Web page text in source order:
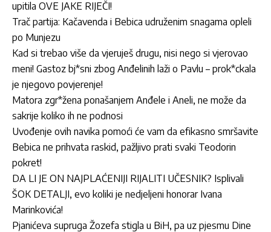
upitila OVE JAKE RIJEČI!
Trač partija: Kačavenda i Bebica udruženim snagama opleli
po Munjezu
Kad si trebao više da vjeruješ drugu, nisi nego si vjerovao
meni! Gastoz bj*sni zbog Anđelinih laži o Pavlu – prok*ckala
je njegovo povjerenje!
Matora zgr*žena ponašanjem Anđele i Aneli, ne može da
sakrije koliko ih ne podnosi
Uvođenje ovih navika pomoći će vam da efikasno smršavite
Bebica ne prihvata raskid, pažljivo prati svaki Teodorin
pokret!
DA LI JE ON NAJPLAĆENIJI RIJALITI UČESNIK? Isplivali
ŠOK DETALJI, evo koliki je nedjeljeni honorar Ivana
Marinkovića!
Pjanićeva supruga Žozefa stigla u BiH, pa uz pjesmu Dine